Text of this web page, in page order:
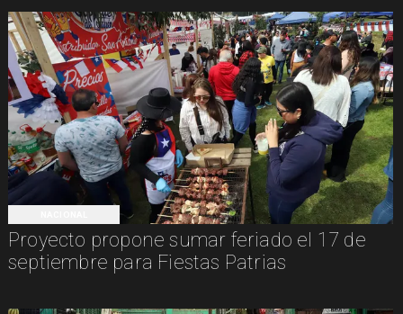
Proyecto propone sumar feriado el 17 de
septiembre para Fiestas Patrias